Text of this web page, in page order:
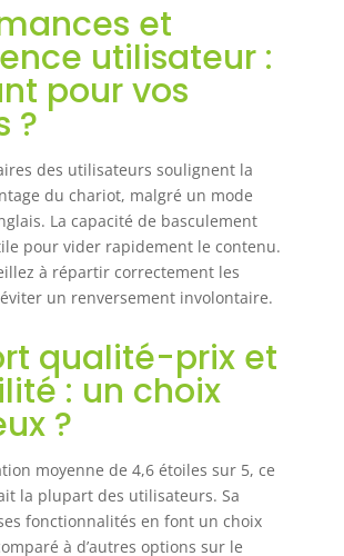
efficacité. Poignée
flexible : la
poignée à double
usage sert à la
pour un transport
facile et peut se
connecter à des
véhicules comme
des tracteurs ou
des tondeuses à
gazon pour un
efficace sur de
longues distances.
Que vous
jardinage ou que
vous déplaciez
des marchandises
dans de grandes
et
utilisateur :
pour vos
?
des utilisateurs soulignent la
du chariot, malgré un mode
La capacité de basculement
pour vider rapidement le contenu.
à répartir correctement les
un renversement involontaire.
qualité-prix et
: un choix
?
moyenne de 4,6 étoiles sur 5, ce
la plupart des utilisateurs. Sa
fonctionnalités en font un choix
à d’autres options sur le